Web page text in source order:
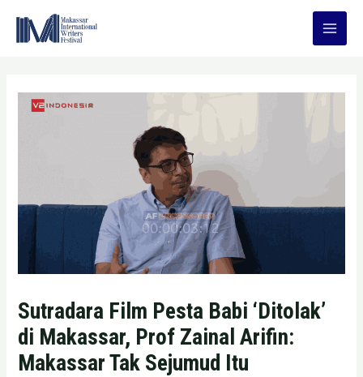
Main
Sutradara Film Pesta Babi ‘Ditolak’
di Makassar, Prof Zainal Arifin:
Makassar Tak Sejumud Itu